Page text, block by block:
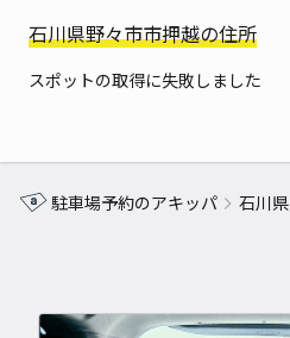
石川県野々市市押越の住所
スポットの取得に失敗しました
駐車場予約のアキッパ 石川県